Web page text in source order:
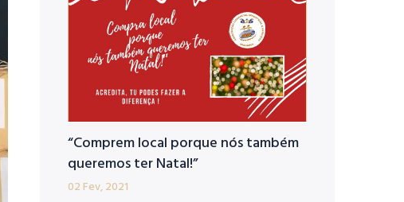
“Comprem local porque nós também
queremos ter Natal!”
02 Fev, 2021